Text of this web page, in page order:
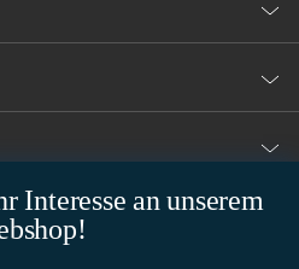
Interesse an unserem